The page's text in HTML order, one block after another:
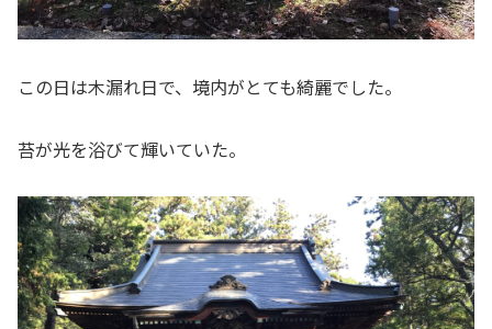
この日は木漏れ日で、境内がとても綺麗でした。
苔が光を浴びて輝いていた。